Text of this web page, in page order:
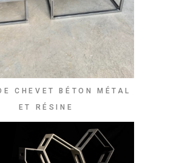
CHEVET BÉTON MÉTAL
ET RÉSINE